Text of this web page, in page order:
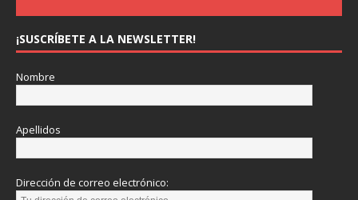
¡SUSCRÍBETE A LA NEWSLETTER!
Nombre
Apellidos
Dirección de correo electrónico: